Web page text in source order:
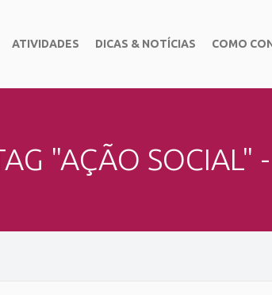
ATIVIDADES DICAS & NOTÍCIAS COMO
"AÇÃO SOCIAL" -